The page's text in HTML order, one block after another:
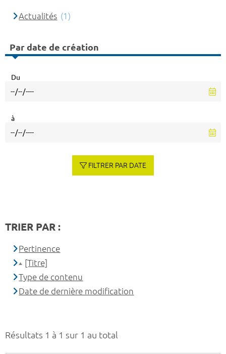
Résultats 1 à 1 sur 1 au total
Actualités (1)
Par date de création
Du
à
FILTRER PAR DATE
TRIER PAR :
Pertinence
[Titre]
Type de contenu
Date de dernière modification